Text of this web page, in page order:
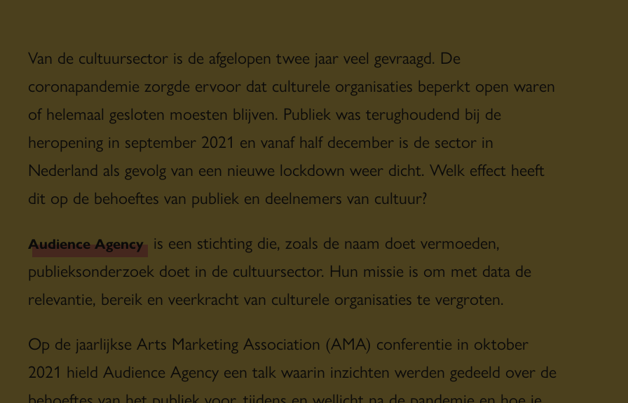
Van de cultuursector is de afgelopen twee jaar veel gevraagd. De
coronapandemie zorgde ervoor dat culturele organisaties beperkt open waren
of helemaal gesloten moesten blijven. Publiek was terughoudend bij de
heropening in september 2021 en vanaf half december is de sector in
Nederland als gevolg van een nieuwe lockdown weer dicht. Welk effect heeft
dit op de behoeftes van publiek en deelnemers van cultuur?
Audience Agencyis een stichting die, zoals de naam doet vermoeden,
publieksonderzoek doet in de cultuursector. Hun missie is om met data de
relevantie, bereik en veerkracht van culturele organisaties te vergroten.
Op de jaarlijkse Arts Marketing Association (AMA) conferentie in oktober
2021 hield Audience Agency een talk waarin inzichten werden gedeeld over de